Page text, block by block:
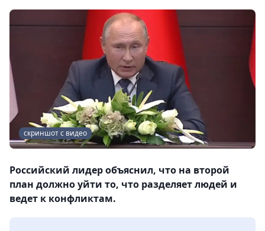
скриншот с видео
Российский лидер объяснил, что на второй
план должно уйти то, что разделяет людей и
ведет к конфликтам.